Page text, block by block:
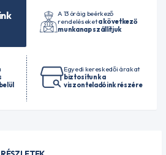
A 13 óráig beérkező
rendeléseketa következő
munkanap szállítjuk
Egyedi kereskedői árakat
biztosítunk a
viszonteladóink részére